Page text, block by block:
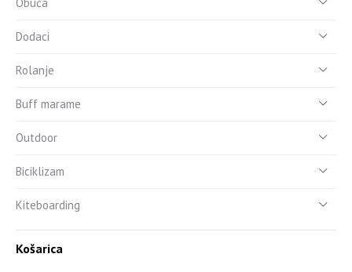
Dodaci
Rolanje
Buff marame
Outdoor
Biciklizam
Kiteboarding
Košarica